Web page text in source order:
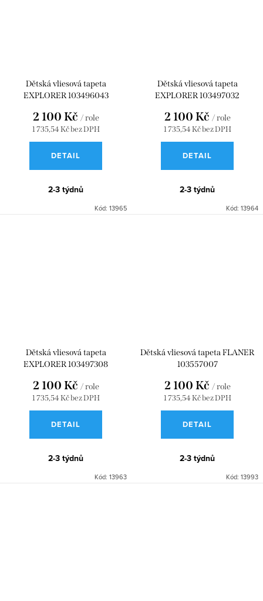
Dětská vliesová tapeta
EXPLORER 103496043
1 735,54 Kč bez DPH
2 100 Kč / role
DETAIL
2-3 týdnů
Kód: 13965
Dětská vliesová tapeta
EXPLORER 103497032
1 735,54 Kč bez DPH
2 100 Kč / role
DETAIL
2-3 týdnů
Kód: 13964
Dětská vliesová tapeta
EXPLORER 103497308
1 735,54 Kč bez DPH
2 100 Kč / role
DETAIL
2-3 týdnů
Kód: 13963
Dětská vliesová tapeta FLANER
103557007
1 735,54 Kč bez DPH
2 100 Kč / role
DETAIL
2-3 týdnů
Kód: 13993